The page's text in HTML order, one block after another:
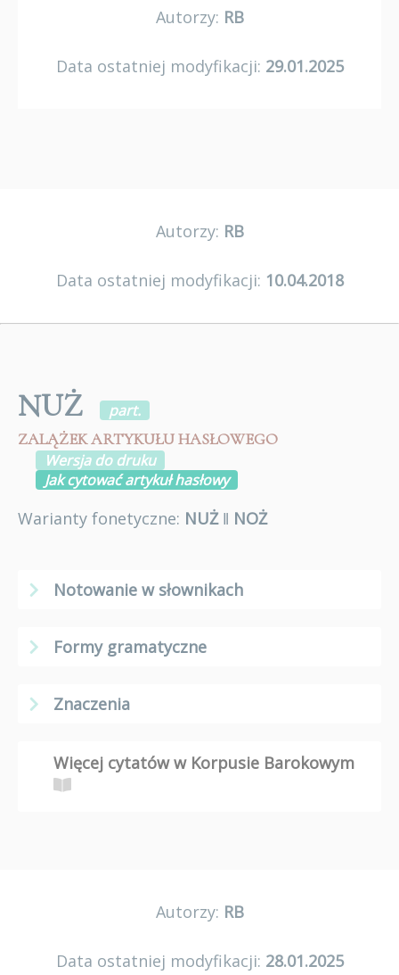
Autorzy: RB
Data ostatniej modyfikacji: 29.01.2025
Autorzy: RB
Data ostatniej modyfikacji: 10.04.2018
NUŻ
part.
ZALĄŻEK ARTYKUŁU HASŁOWEGO
Wersja do druku
Jak cytować artykuł hasłowy
Warianty fonetyczne: NUŻǁ NOŻ
Notowanie w słownikach
Formy gramatyczne
Znaczenia
Więcej cytatów w Korpusie Barokowym
Autorzy: RB
Data ostatniej modyfikacji: 28.01.2025